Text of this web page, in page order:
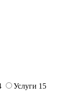
Услуги 15